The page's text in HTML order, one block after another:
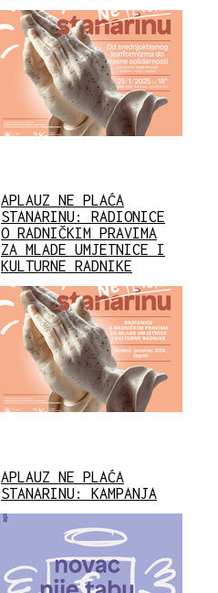
APLAUZ NE PLAĆA
STANARINU: RADIONICE
O RADNIČKIM PRAVIMA
ZA MLADE UMJETNICE I
KULTURNE RADNIKE
APLAUZ NE PLAĆA
STANARINU: KAMPANJA